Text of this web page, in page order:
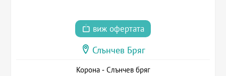
виж офертата
Слънчев Бряг
Корона - Слънчев бряг